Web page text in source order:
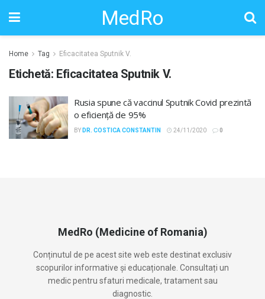
MedRo
Home Tag Eficacitatea Sputnik V.
Etichetă: Eficacitatea Sputnik V.
Rusia spune că vaccinul Sputnik Covid prezintă
o eficiență de 95%
BY DR. COSTICA CONSTANTIN 24/11/2020 0
MedRo (Medicine of Romania)
Conținutul de pe acest site web este destinat exclusiv
scopurilor informative și educaționale. Consultați un
medic pentru sfaturi medicale, tratament sau
diagnostic.